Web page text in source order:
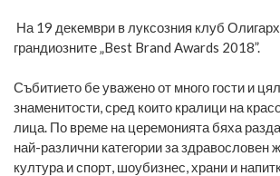
На 19 декември в луксозния клуб
грандиозните „Best Brand Awards 2018”.
Събитието бе уважено от много гости и
знаменитости, сред които кралици на
лица. По време на церемонията бяха
най-различни категории за здравословен
култура и спорт, шоубизнес, храни и